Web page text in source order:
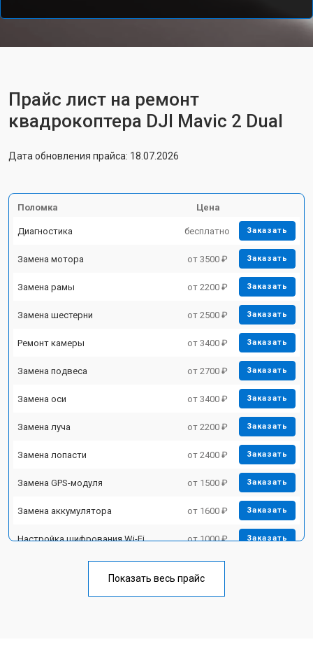
Прайс лист на ремонт
квадрокоптера DJI Mavic 2 Dual
Дата обновления прайса: 18.07.2026
Поломка Цена
Диагностика бесплатно Заказать
Замена мотора от 3500 ₽ Заказать
Замена рамы от 2200 ₽ Заказать
Замена шестерни от 2500 ₽ Заказать
Ремонт камеры от 3400 ₽ Заказать
Замена подвеса от 2700 ₽ Заказать
Замена оси от 3400 ₽ Заказать
Замена луча от 2200 ₽ Заказать
Замена лопасти от 2400 ₽ Заказать
Замена GPS-модуля от 1500 ₽ Заказать
Замена аккумулятора от 1600 ₽ Заказать
Настройка шифрования Wi-Fi от 1000 ₽ Заказать
Замена материнской платы от 2800 ₽
Показать весь прайс